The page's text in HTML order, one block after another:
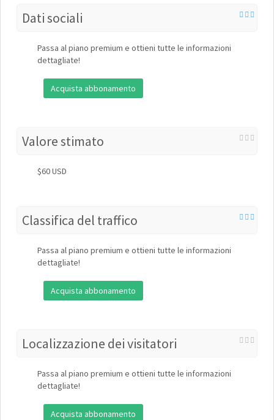
Dati sociali
Passa al piano premium e ottieni tutte le informazioni
dettagliate!
Acquista abbonamento
Valore stimato
$60 USD
Classifica del traffico
Passa al piano premium e ottieni tutte le informazioni
dettagliate!
Acquista abbonamento
Localizzazione dei visitatori
Passa al piano premium e ottieni tutte le informazioni
dettagliate!
Acquista abbonamento